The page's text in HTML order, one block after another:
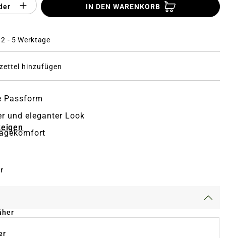
des Produktes "%product%":
IN DEN WARENKORB
- 5 Werktage
hinzufügen
Passform
und eleganter Look